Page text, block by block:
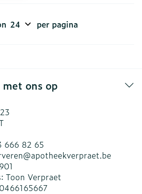
per pagina
ons op
666 82 65
apotheekverpraet.be
Toon Verpraet